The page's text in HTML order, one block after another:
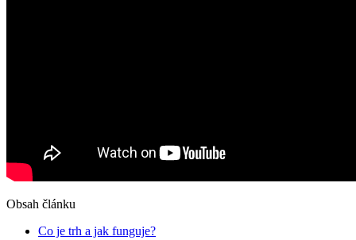
Obsah článku
Co je trh a jak funguje?